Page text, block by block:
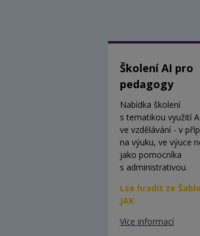
Školení AI pro
pedagogy
Nabídka školení
s tematikou využití
ve vzdělávání - v
na výuku, ve výuce
jako pomocníka
s administrativou.
Lze hradit ze
JAK
Více informací